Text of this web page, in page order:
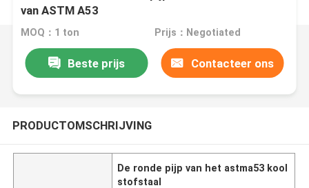
van ASTM A53
MOQ：1 ton Prijs：Negotiated
Beste prijs Contacteer ons
PRODUCTOMSCHRIJVING
De ronde pijp van het astma53 kool
stofstaal